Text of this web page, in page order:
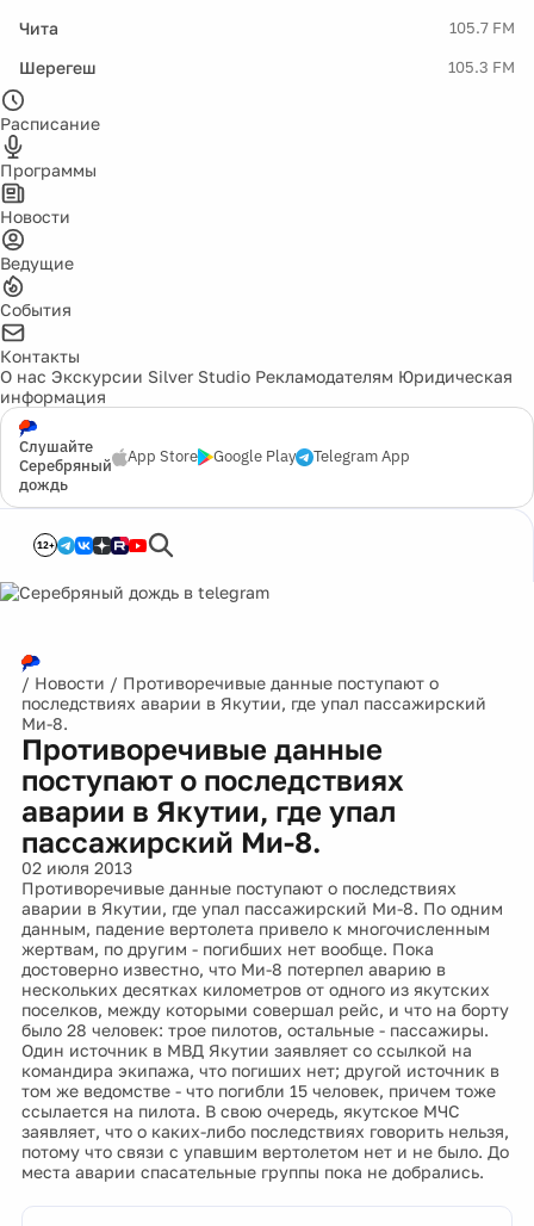
Чита 105.7 FM
Шерегеш 105.3 FM
Расписание
Программы
Новости
Ведущие
События
Контакты
О нас Экскурсии Silver Studio Рекламодателям Юридическая
информация
Слушайте
Серебряный
дождь
App Store Google Play Telegram App
12+
/ Новости / Противоречивые данные поступают о
последствиях аварии в Якутии, где упал пассажирский
Ми-8.
Противоречивые данные
поступают о последствиях
аварии в Якутии, где упал
пассажирский Ми-8.
02 июля 2013
Противоречивые данные поступают о последствиях
аварии в Якутии, где упал пассажирский Ми-8. По одним
данным, падение вертолета привело к многочисленным
жертвам, по другим - погибших нет вообще. Пока
достоверно известно, что Ми-8 потерпел аварию в
нескольких десятках километров от одного из якутских
поселков, между которыми совершал рейс, и что на борту
было 28 человек: трое пилотов, остальные - пассажиры.
Один источник в МВД Якутии заявляет со ссылкой на
командира экипажа, что погиших нет; другой источник в
том же ведомстве - что погибли 15 человек, причем тоже
ссылается на пилота. В свою очередь, якутское МЧС
заявляет, что о каких-либо последствиях говорить нельзя,
потому что связи с упавшим вертолетом нет и не было. До
места аварии спасательные группы пока не добрались.